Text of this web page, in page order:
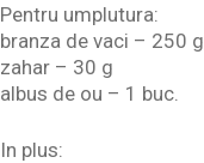
Pentru umplutura:
branza de vaci – 250 g
zahar – 30 g
albus de ou – 1 buc.
In plus: